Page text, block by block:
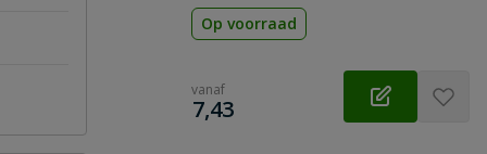
Op voorraad
vanaf
€
7,43